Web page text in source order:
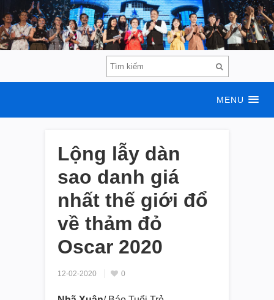
MENU
Lộng lẫy dàn
sao danh giá
nhất thế giới đổ
về thảm đỏ
Oscar 2020
12-02-2020 0